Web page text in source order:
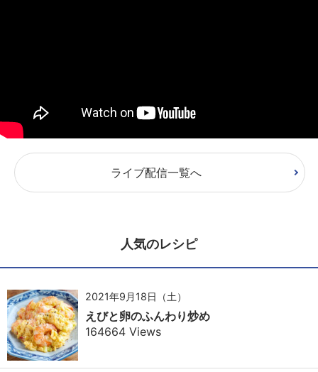
ライブ配信一覧へ
人気のレシピ
2021年9月18日（土）
えびと卵のふんわり炒め
164664 Views